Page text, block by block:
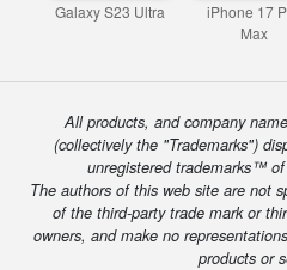
Galaxy S23 Ultra
iPhone 17
Max
All products, and company
(collectively the "Trademarks")
unregistered trademarks™
The authors of this web site are not
of the third-party trade mark or
owners, and make no
products or